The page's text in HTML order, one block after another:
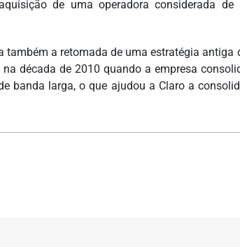
de uma operadora considerada
também a retomada de uma estratégia antiga
década de 2010 quando a empresa
banda larga, o que ajudou a Claro a